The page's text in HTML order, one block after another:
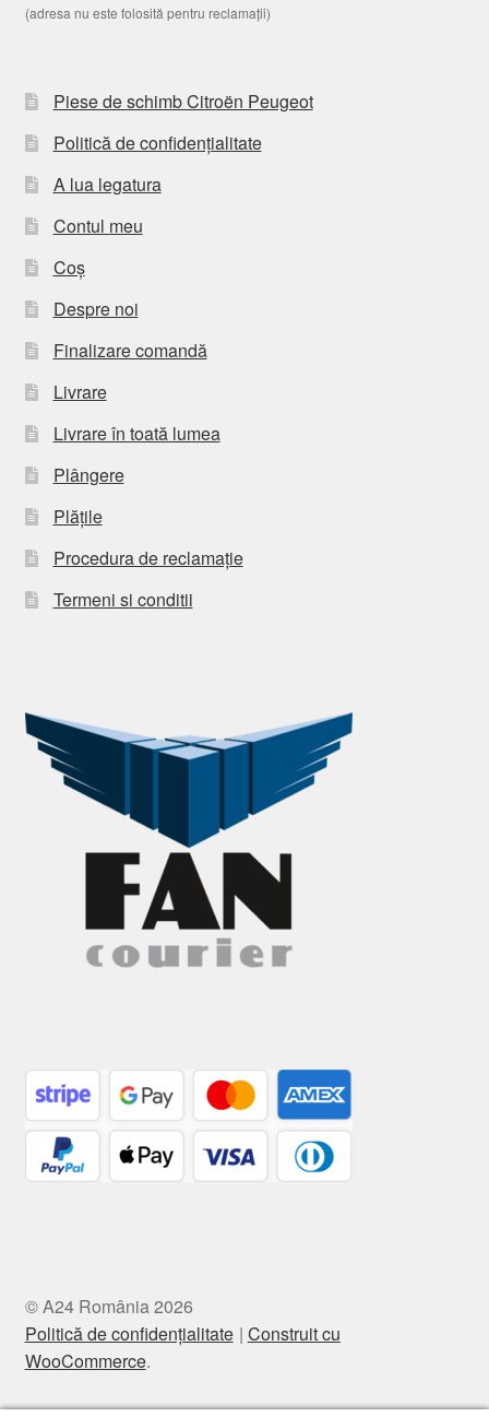
(adresa nu este folosită pentru reclamații)
Piese de schimb Citroën Peugeot
Politică de confidențialitate
A lua legatura
Contul meu
Coș
Despre noi
Finalizare comandă
Livrare
Livrare în toată lumea
Plângere
Plățile
Procedura de reclamație
Termeni si conditii
© A24 România 2026
Politică de confidențialitate Construit cu
WooCommerce.